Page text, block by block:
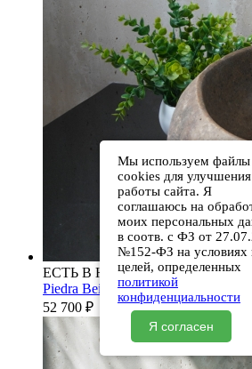
ЕСТЬ В НАЛИЧИИ
Piedra Beige S286 00501111613
52 700 ₽
Мы используем файлы
cookies для улучшения
работы сайта. Я
соглашаюсь на
моих персональных
в соотв. с ФЗ от
№152-ФЗ на условиях
целей, определенных
политикой
конфиденциальности
Я согласен